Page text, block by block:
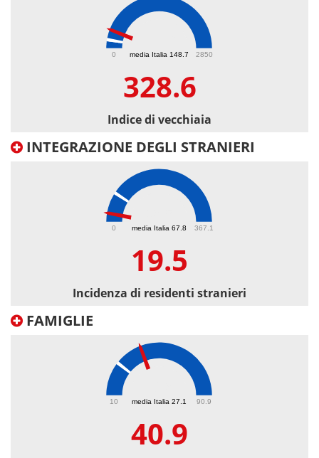
media Italia 148.7
0 2850
328.6
Indice di vecchiaia
INTEGRAZIONE DEGLI STRANIERI
media Italia 67.8
0 367.1
19.5
Incidenza di residenti stranieri
FAMIGLIE
media Italia 27.1
10 90.9
40.9